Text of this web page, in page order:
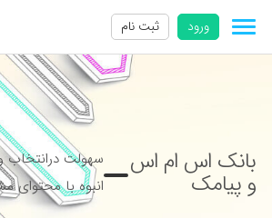
ورود ثبت نام
بانک اس ام اس
و پیامک
سهولت درانتخاب
انبوه با